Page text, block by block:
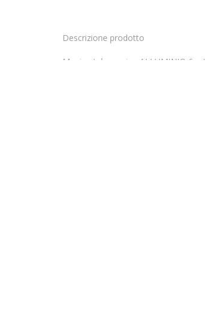
Descrizione prodotto
Manico telescopico ALLUMINIO 6 mt.